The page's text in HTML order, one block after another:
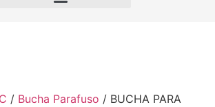
/ Bucha Parafuso / BUCHA PARA